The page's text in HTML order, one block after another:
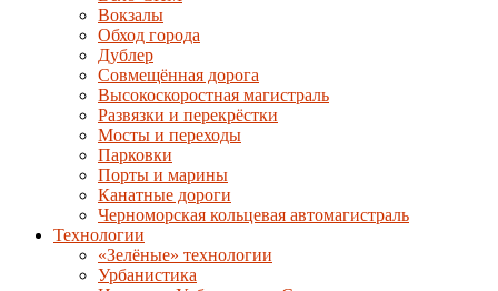
Вокзалы
Обход города
Дублер
Совмещённая дорога
Высокоскоростная магистраль
Развязки и перекрёстки
Мосты и переходы
Парковки
Порты и марины
Канатные дороги
Черноморская кольцевая автомагистраль
Технологии
«Зелёные» технологии
Урбанистика